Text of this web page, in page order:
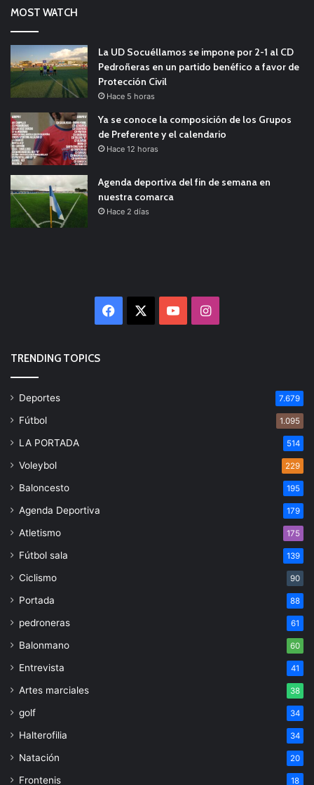
MOST WATCH
La UD Socuéllamos se impone por 2-1 al CD
Pedroñeras en un partido benéfico a favor de
Protección Civil
Hace 5 horas
Ya se conoce la composición de los Grupos
de Preferente y el calendario
Hace 12 horas
Agenda deportiva del fin de semana en
nuestra comarca
Hace 2 días
Facebook YouTubeInstagram
TRENDING TOPICS
Deportes 7.679
Fútbol 1.095
LA PORTADA 514
Voleybol 229
Baloncesto 195
Agenda Deportiva 179
Atletismo 175
Fútbol sala 139
Ciclismo 90
Portada 88
pedroneras 61
Balonmano 60
Entrevista 41
Artes marciales 38
golf 34
Halterofilia 34
Natación 20
Frontenis 18